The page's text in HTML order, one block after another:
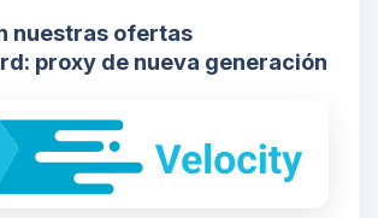
nuestras ofertas
proxy de nueva generación